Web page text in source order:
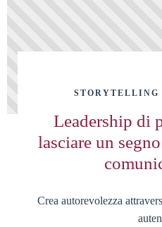
Leadership di
lasciare un
Crea autorevolezza